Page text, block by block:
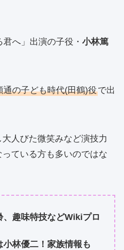
へ」出演の子役・ 小林篤
通の子ども時代(田鶴)役で出
人びた微笑みなど演技力
ている方も多いのではな
、趣味特技などWikiプロ
小林優二！家族情報も